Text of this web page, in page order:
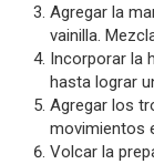
Agregar la
vainilla.
Incorporar la
hasta lograr
Agregar los
movimientos
Volcar la